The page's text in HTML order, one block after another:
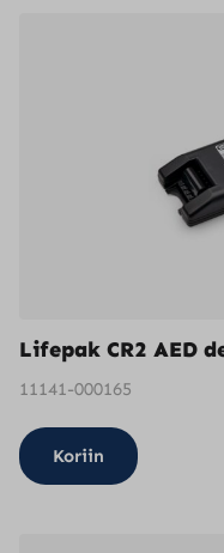
Lifepak CR2 AED
11141-000165
Koriin